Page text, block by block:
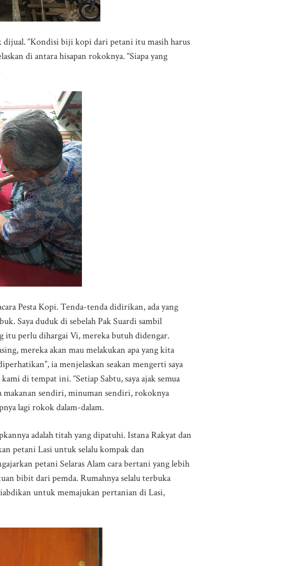
“Kondisi biji kopi dari petani itu masih harus
di antara hisapan rokoknya. “Siapa yang
Pesta Kopi. Tenda-tenda didirikan, ada yang
Saya duduk di sebelah Pak Suardi sambil
itu perlu dihargai Vi, mereka butuh didengar.
mereka akan mau melakukan apa yang kita
ia menjelaskan seakan mengerti saya
di tempat ini. “Setiap Sabtu, saya ajak semua
makanan sendiri, minuman sendiri, rokoknya
lagi rokok dalam-dalam.
adalah titah yang dipatuhi. Istana Rakyat dan
petani Lasi untuk selalu kompak dan
petani Selaras Alam cara bertani yang lebih
bibit dari pemda. Rumahnya selalu terbuka
untuk memajukan pertanian di Lasi,